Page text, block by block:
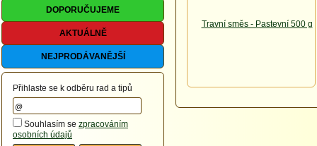
DOPORUČUJEME
AKTUÁLNĚ
NEJPRODÁVANĚJŠÍ
Přihlaste se k odběru rad a tipů
Souhlasím se zpracováním
osobních údajů